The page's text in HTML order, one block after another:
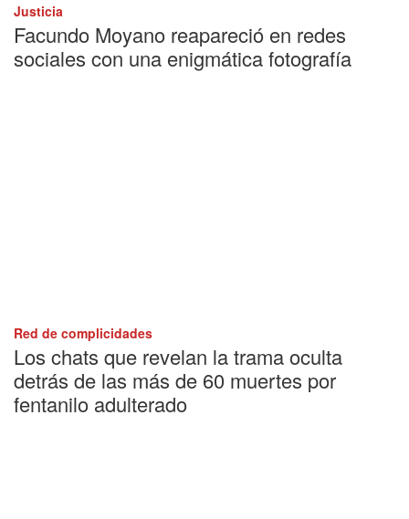
Justicia
Facundo Moyano reapareció en redes
sociales con una enigmática fotografía
Red de complicidades
Los chats que revelan la trama oculta
detrás de las más de 60 muertes por
fentanilo adulterado